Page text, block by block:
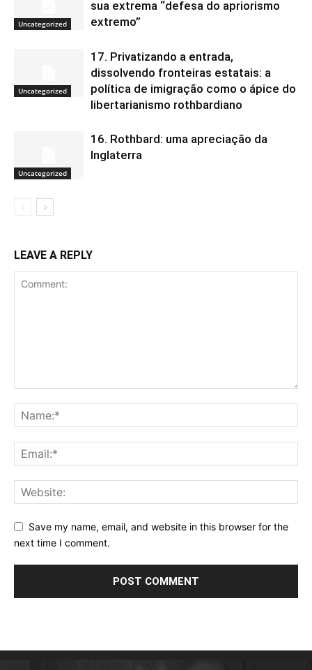
Uncategorized
sua extrema “defesa do apriorismo
extremo”
Uncategorized
17. Privatizando a entrada,
dissolvendo fronteiras estatais: a
política de imigração como o ápice do
libertarianismo rothbardiano
Uncategorized
16. Rothbard: uma apreciação da
Inglaterra
LEAVE A REPLY
Save my name, email, and website in this browser for the
next time I comment.